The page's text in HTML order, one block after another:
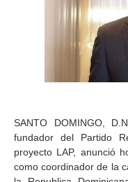
SANTO DOMINGO,
fundador del Partido
proyecto LAP, anunció
como coordinador de la